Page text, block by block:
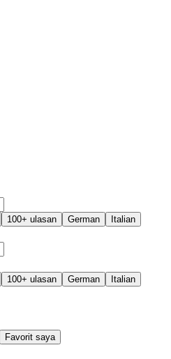
100+ ulasan German
Italian
100+ ulasan German
Italian
Favorit saya